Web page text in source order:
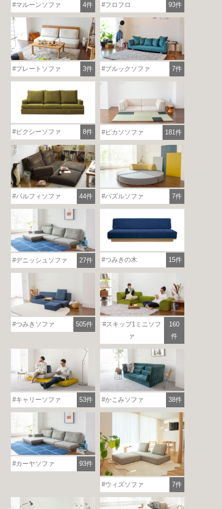
各地で出張ショールームを開催！
この機会にHAREMのソファをお試しくだ
さい。
※一部日時は予約制
詳しくはこちら
マルーンソファ 4件 フロフロ 93件
プレートソファ 3件 ブルックソファ 7件
ピクシーソファ 8件 ピカソソファ 181件
パルフィソファ 44件 パズルソファ 7件
デニッシュソファ 27件 つみきの木 15件
つみきソファ 505件
スキップ1ミニソフ
ァ
160
件
キャリーソファ 53件 かこみソファ 38件
カーヤソファ 93件
ウィズソファ 7件